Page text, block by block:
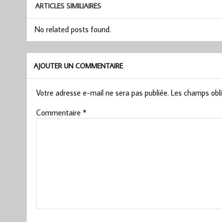
ARTICLES SIMILIAIRES
No related posts found.
AJOUTER UN COMMENTAIRE
Votre adresse e-mail ne sera pas publiée. Les champs
Commentaire *